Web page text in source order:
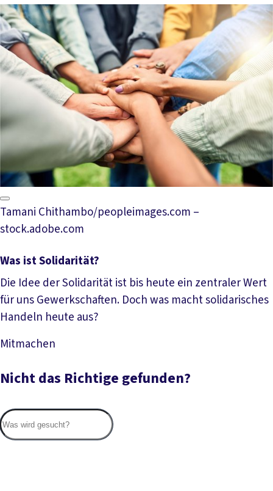
Mehr lesen
Tamani Chithambo/peopleimages.com –
stock.adobe.com
Was ist Solidarität?
Die Idee der Solidarität ist bis heute ein zentraler Wert
für uns Gewerkschaften. Doch was macht solidarisches
Handeln heute aus?
Mitmachen
Mehr lesen
Nicht das Richtige gefunden?